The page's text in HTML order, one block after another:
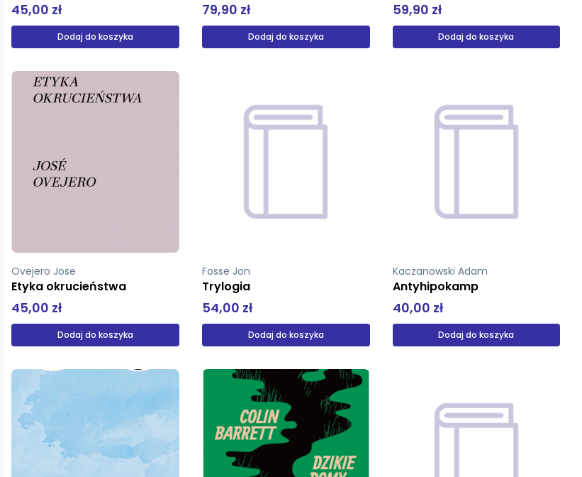
45,00 zł
Dodaj do koszyka
79,90 zł
Dodaj do koszyka
59,90 zł
Dodaj do koszyka
Ovejero Jose
Etyka okrucieństwa
45,00 zł
Dodaj do koszyka
Fosse Jon
Trylogia
54,00 zł
Dodaj do koszyka
Kaczanowski Adam
Antyhipokamp
40,00 zł
Dodaj do koszyka